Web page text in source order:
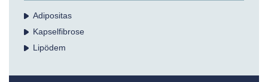
Adipositas
Kapselfibrose
Lipödem